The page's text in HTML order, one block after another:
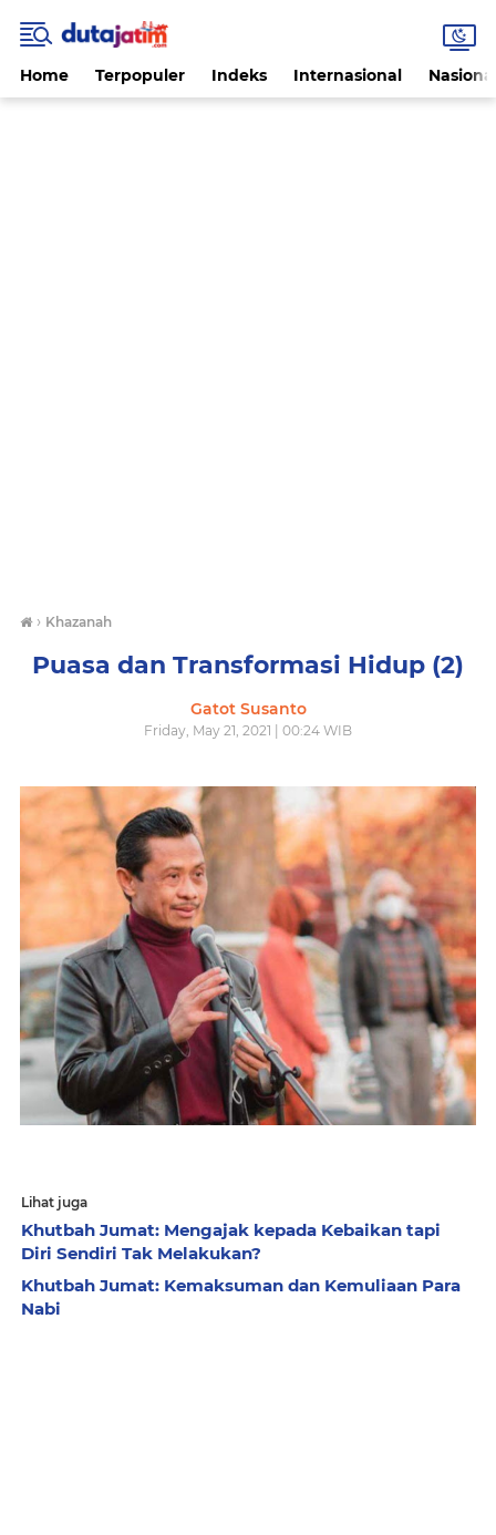
Home Terpopuler Indeks Internasional
› Khazanah
Puasa dan Transformasi Hidup (2)
Gatot Susanto
Friday, May 21, 2021 | 00:24 WIB
Lihat juga
Khutbah Jumat: Mengajak kepada Kebaikan tapi
Diri Sendiri Tak Melakukan?
Khutbah Jumat: Kemaksuman dan Kemuliaan Para
Nabi